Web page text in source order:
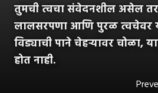
तुमची त्वचा संवेदनशील असेल
लालसरपणा आणि पुरळ त्वचेवर
विड्याची पाने चेहऱ्यावर चोळा,
होत नाही.